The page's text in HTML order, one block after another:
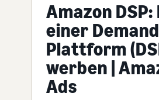
Amazon
einer
Plattform
werben |
Ads